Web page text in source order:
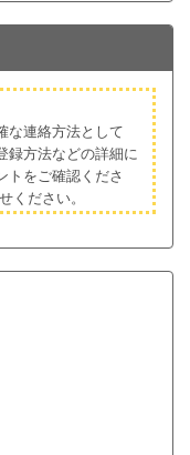
な連絡方法として
録方法などの詳細に
トをご確認くださ
ください。